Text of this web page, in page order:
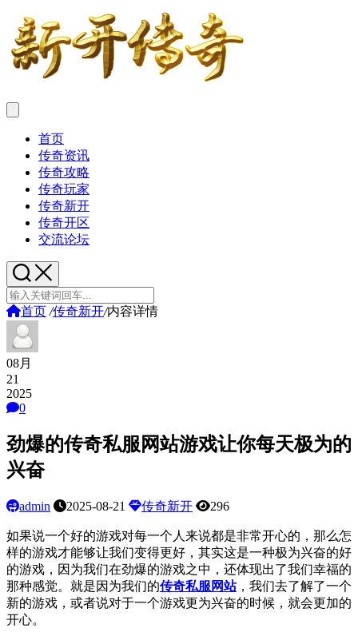
首页
传奇资讯
传奇攻略
传奇玩家
传奇新开
传奇开区
交流论坛
首页 /传奇新开/内容详情
08月
21
2025
0
劲爆的传奇私服网站游戏让你每天极为的
兴奋
admin 2025-08-21 传奇新开 296
如果说一个好的游戏对每一个人来说都是非常开心的，那么怎
样的游戏才能够让我们变得更好，其实这是一种极为兴奋的好
的游戏，因为我们在劲爆的游戏之中，还体现出了我们幸福的
那种感觉。就是因为我们的传奇私服网站，我们去了解了一个
新的游戏，或者说对于一个游戏更为兴奋的时候，就会更加的
开心。